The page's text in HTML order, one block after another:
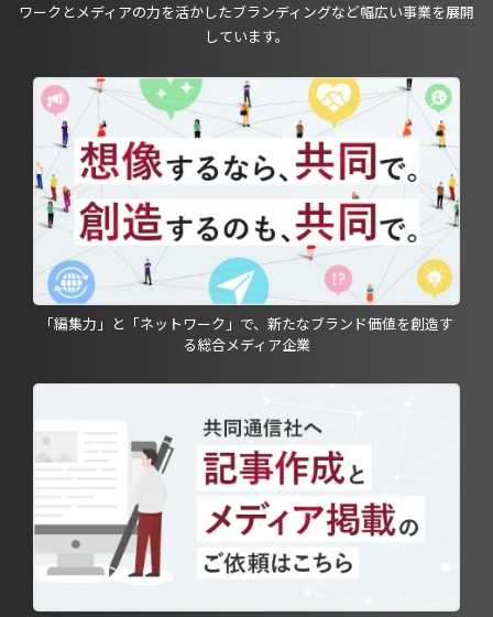
ワークとメディアの力を活かしたブランディングなど幅広い事業を展開
しています。
「編集力」と「ネットワーク」で、新たなブランド価値を創造す
る総合メディア企業